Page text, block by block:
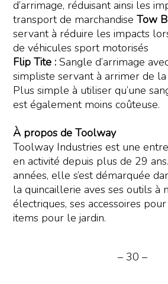
d’arrimage, réduisant ainsi les
transport de marchandiseTow
servant à réduire les impacts
de véhicules sport motorisés
Flip Tite : Sangle d’arrimage
simpliste servant à arrimer de la
Plus simple à utiliser qu’une
est également moins coûteuse.
À propos de Toolway
Toolway Industries est une
en activité depuis plus de 29
années, elle s’est démarquée
la quincaillerie aves ses outils à
électriques, ses accessoires
items pour le jardin.
– 30 –